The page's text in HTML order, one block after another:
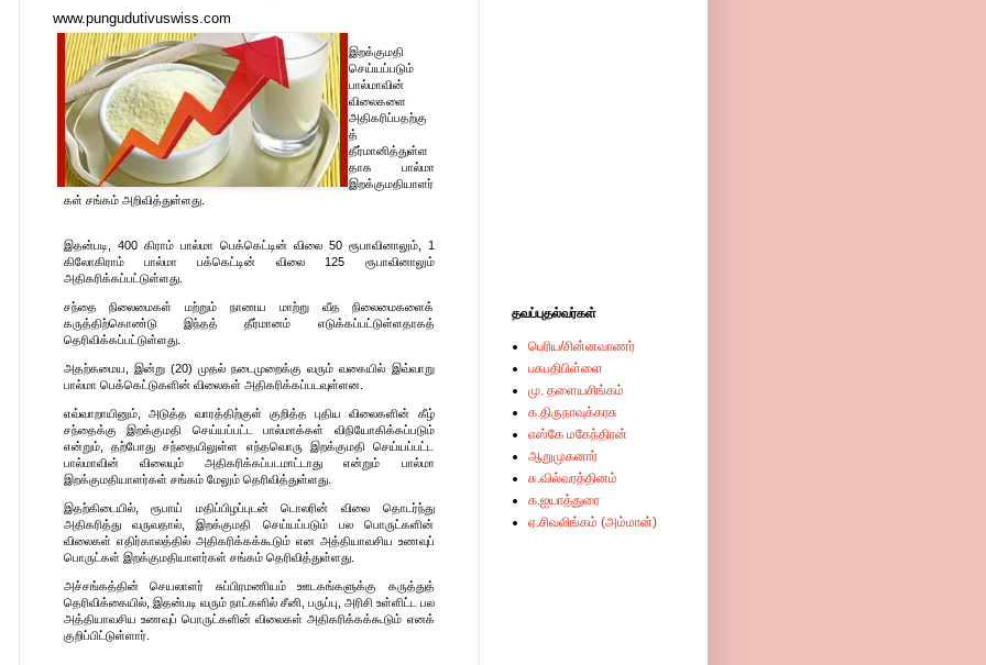
www.pungudutivuswiss.com
இறக்குமதி
செய்யப்படும்
பால்மாவின்
விலைகளை
அதிகரிப்பதற்கு
த்
தீர்மானித்துள்ள
தாக பால்மா
இறக்குமதியாளர்
கள் சங்கம் அறிவித்துள்ளது.
இதன்படி, 400 கிராம் பால்மா பெக்கெட்டின் விலை 50 ரூபாவினாலும், 1
கிலோகிராம் பால்மா பக்கெட்டின் விலை 125 ரூபாவினாலும்
அதிகரிக்கப்பட்டுள்ளது.
சந்தை நிலைமைகள் மற்றும் நாணய மாற்று வீத நிலைமைகளைக்
கருத்திற்கொண்டு இந்தத் தீர்மானம் எடுக்கப்பட்டுள்ளதாகத்
தெரிவிக்கப்பட்டுள்ளது.
அதற்கமைய, இன்று (20) முதல் நடைமுறைக்கு வரும் வகையில் இவ்வாறு
பால்மா பெக்கெட்டுகளின் விலைகள் அதிகரிக்கப்படவுள்ளன.
எவ்வாறாயினும், அடுத்த வாரத்திற்குள் குறித்த புதிய விலைகளின் கீழ்
சந்தைக்கு இறக்குமதி செய்யப்பட்ட பால்மாக்கள் விநியோகிக்கப்படும்
என்றும், தற்போது சந்தையிலுள்ள எந்தவொரு இறக்குமதி செய்யப்பட்ட
பால்மாவின் விலையும் அதிகரிக்கப்படமாட்டாது என்றும் பால்மா
இறக்குமதியாளர்கள் சங்கம் மேலும் தெரிவித்துள்ளது.
இதற்கிடையில், ரூபாய் மதிப்பிழப்புடன் டொலரின் விலை தொடர்ந்து
அதிகரித்து வருவதால், இறக்குமதி செய்யப்படும் பல பொருட்களின்
விலைகள் எதிர்காலத்தில் அதிகரிக்கக்கூடும் என அத்தியாவசிய உணவுப்
பொருட்கள் இறக்குமதியாளர்கள் சங்கம் தெரிவித்துள்ளது.
அச்சங்கத்தின் செயலாளர் சுப்பிரமணியம் ஊடகங்களுக்கு கருத்துத்
தெரிவிக்கையில், இதன்படி வரும் நாட்களில் சீனி, பருப்பு, அரிசி உள்ளிட்ட பல
அத்தியாவசிய உணவுப் பொருட்களின் விலைகள் அதிகரிக்கக்கூடும் எனக்
குறிப்பிட்டுள்ளார்.
தவப்புதல்வர்கள்
பெரிய/சின்னவாணர்
பசுபதிபிள்ளை
மு. தளையசிங்கம்
க.திருநாவுக்கரசு
எஸ்கே மகேந்திரன்
ஆறுமுகனார்
சு.வில்வரத்தினம்
க.ஐயாத்துரை
ஏ.சிவலிங்கம் (அம்மான்)